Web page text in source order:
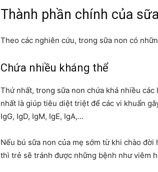
Thành phần chính của
Theo các nghiên cứu, trong sữa non có
Chứa nhiều kháng thể
Thứ nhất, trong sữa non chứa khá nhiều
nhất là giúp tiêu diệt triệt để các vi khuẩn
IgG, IgD, IgM, IgE, IgA,…
Nếu bú sữa non của mẹ sớm từ khi chào
thì trẻ sẽ tránh được những bệnh như viêm